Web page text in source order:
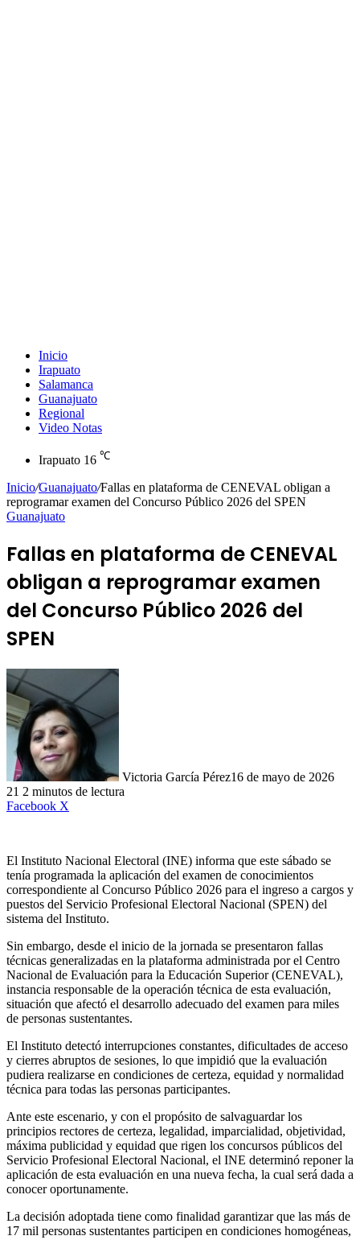
Inicio
Irapuato
Salamanca
Guanajuato
Regional
Video Notas
Irapuato 16 ℃
Inicio/Guanajuato/Fallas en plataforma de CENEVAL obligan a
reprogramar examen del Concurso Público 2026 del SPEN
Guanajuato
Fallas en plataforma de CENEVAL
obligan a reprogramar examen
del Concurso Público 2026 del
SPEN
Victoria García Pérez16 de mayo de 2026
21 2 minutos de lectura
Facebook X
El Instituto Nacional Electoral (INE) informa que este sábado se
tenía programada la aplicación del examen de conocimientos
correspondiente al Concurso Público 2026 para el ingreso a cargos y
puestos del Servicio Profesional Electoral Nacional (SPEN) del
sistema del Instituto.
Sin embargo, desde el inicio de la jornada se presentaron fallas
técnicas generalizadas en la plataforma administrada por el Centro
Nacional de Evaluación para la Educación Superior (CENEVAL),
instancia responsable de la operación técnica de esta evaluación,
situación que afectó el desarrollo adecuado del examen para miles
de personas sustentantes.
El Instituto detectó interrupciones constantes, dificultades de acceso
y cierres abruptos de sesiones, lo que impidió que la evaluación
pudiera realizarse en condiciones de certeza, equidad y normalidad
técnica para todas las personas participantes.
Ante este escenario, y con el propósito de salvaguardar los
principios rectores de certeza, legalidad, imparcialidad, objetividad,
máxima publicidad y equidad que rigen los concursos públicos del
Servicio Profesional Electoral Nacional, el INE determinó reponer la
aplicación de esta evaluación en una nueva fecha, la cual será dada a
conocer oportunamente.
La decisión adoptada tiene como finalidad garantizar que las más de
17 mil personas sustentantes participen en condiciones homogéneas,